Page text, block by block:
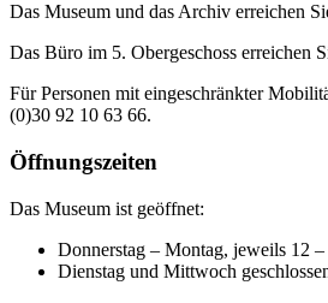
Das Museum und das Archiv erreichen
Das Büro im 5. Obergeschoss erreichen
Für Personen mit eingeschränkter
(0)30 92 10 63 66.
Öffnungszeiten
Das Museum ist geöffnet:
Donnerstag – Montag, jeweils 12
Dienstag und Mittwoch